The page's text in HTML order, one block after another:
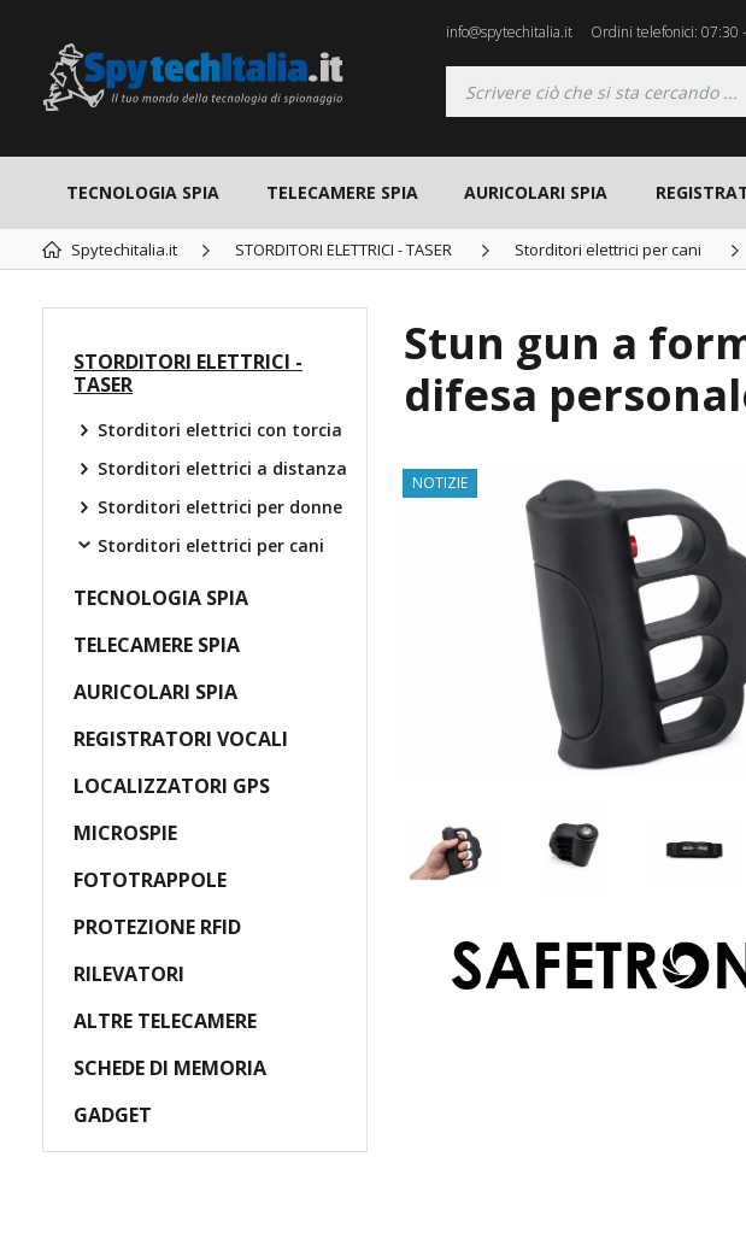
info@spytechitalia.it Ordini telefonici: 07:30
TECNOLOGIA SPIA TELECAMERE SPIA AURICOLARI SPIA
Spytechitalia.it STORDITORI ELETTRICI - TASER Storditori elettrici per cani
Stun gun a
difesa
NOTIZIE
STORDITORI ELETTRICI -
TASER
Storditori elettrici con torcia
Storditori elettrici a distanza
Storditori elettrici per donne
Storditori elettrici per cani
TECNOLOGIA SPIA
TELECAMERE SPIA
AURICOLARI SPIA
REGISTRATORI VOCALI
LOCALIZZATORI GPS
MICROSPIE
FOTOTRAPPOLE
PROTEZIONE RFID
RILEVATORI
ALTRE TELECAMERE
SCHEDE DI MEMORIA
GADGET